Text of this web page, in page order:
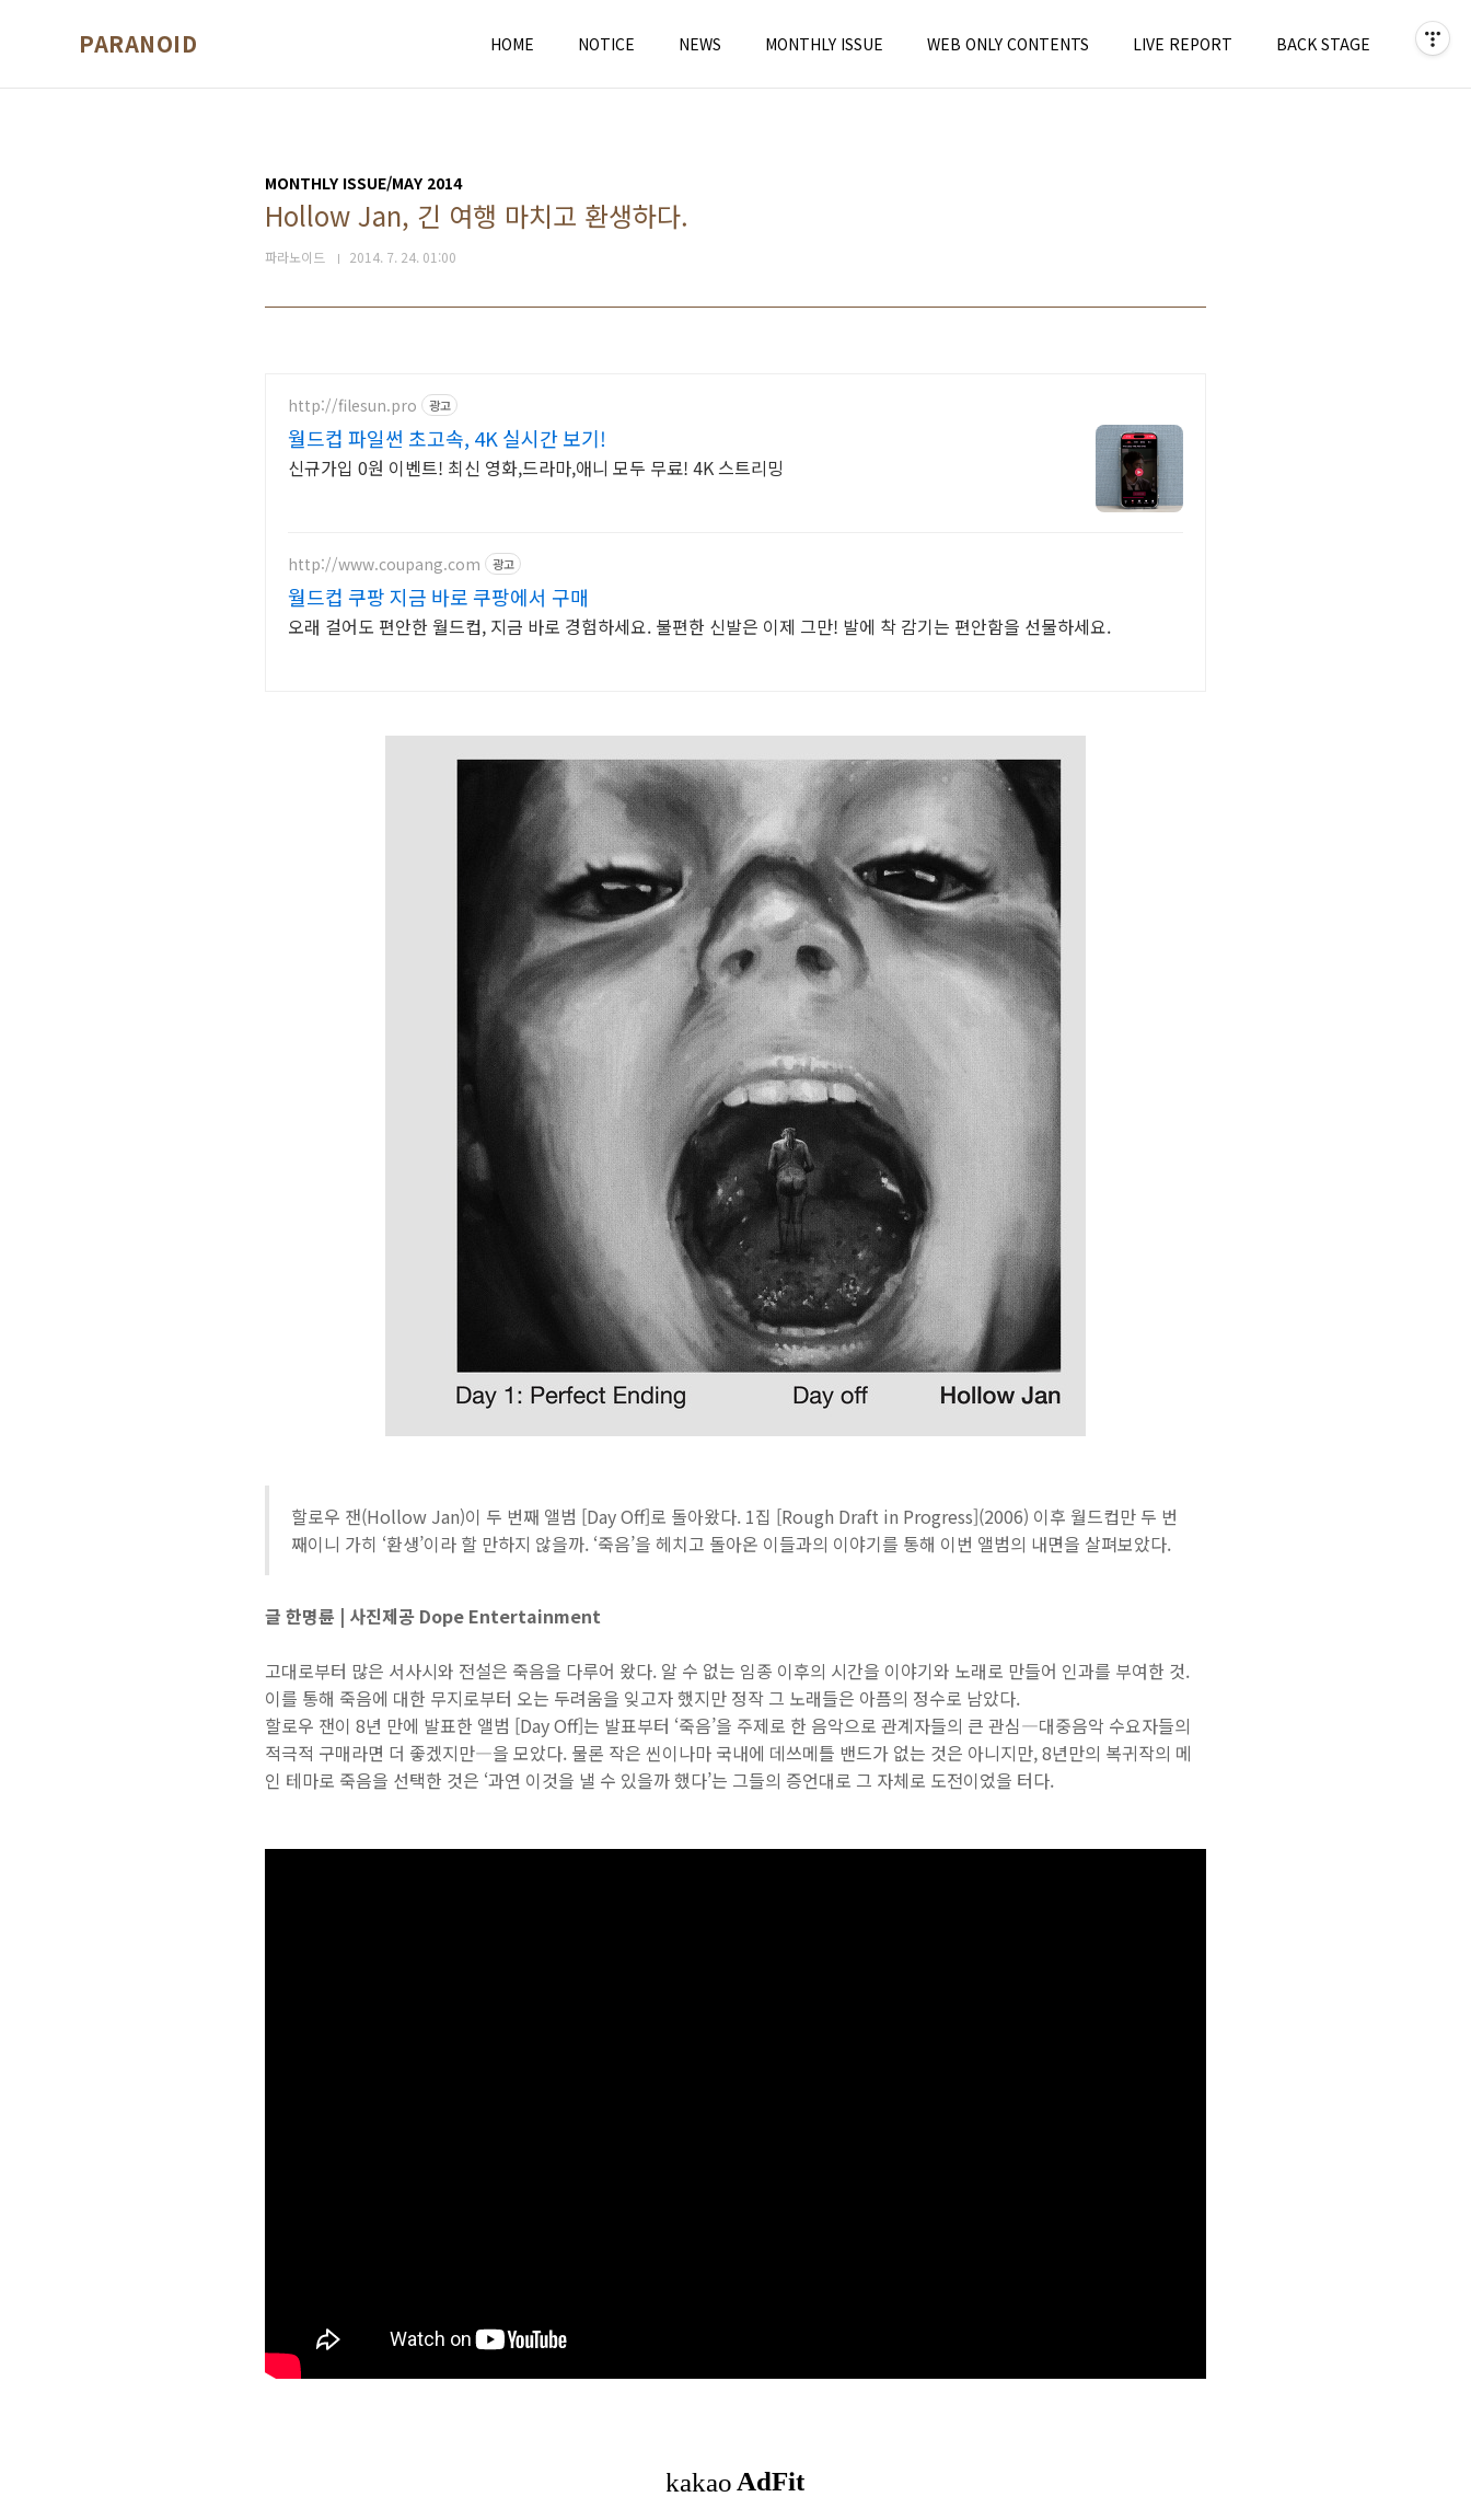
PARANOID HOME NOTICE NEWS MONTHLY ISSUE WEB ONLY CONTENTS LIVE REPORT BACK STAGE
MONTHLY ISSUE/MAY 2014
Hollow Jan, 긴 여행 마치고 환생하다.
파라노이드 2014. 7. 24. 01:00
http://filesun.pro 광고
월드컵 파일썬 초고속, 4K 실시간 보기!
신규가입 0원 이벤트! 최신 영화,드라마,애니 모두 무료! 4K 스트리밍
http://www.coupang.com 광고
월드컵 쿠팡 지금 바로 쿠팡에서 구매
오래 걸어도 편안한 월드컵, 지금 바로 경험하세요. 불편한 신발은 이제 그만! 발에 착 감기는 편안함을 선물하세요.
할로우 잰(Hollow Jan)이 두 번째 앨범 [Day Off]로 돌아왔다. 1집 [Rough Draft in Progress](2006) 이후 월드컵만 두 번
째이니 가히 ‘환생’이라 할 만하지 않을까. ‘죽음’을 헤치고 돌아온 이들과의 이야기를 통해 이번 앨범의 내면을 살펴보았다.
글 한명륜 | 사진제공 Dope Entertainment
고대로부터 많은 서사시와 전설은 죽음을 다루어 왔다. 알 수 없는 임종 이후의 시간을 이야기와 노래로 만들어 인과를 부여한 것.
이를 통해 죽음에 대한 무지로부터 오는 두려움을 잊고자 했지만 정작 그 노래들은 아픔의 정수로 남았다.
할로우 잰이 8년 만에 발표한 앨범 [Day Off]는 발표부터 ‘죽음’을 주제로 한 음악으로 관계자들의 큰 관심―대중음악 수요자들의
적극적 구매라면 더 좋겠지만―을 모았다. 물론 작은 씬이나마 국내에 데쓰메틀 밴드가 없는 것은 아니지만, 8년만의 복귀작의 메
인 테마로 죽음을 선택한 것은 ‘과연 이것을 낼 수 있을까 했다’는 그들의 증언대로 그 자체로 도전이었을 터다.